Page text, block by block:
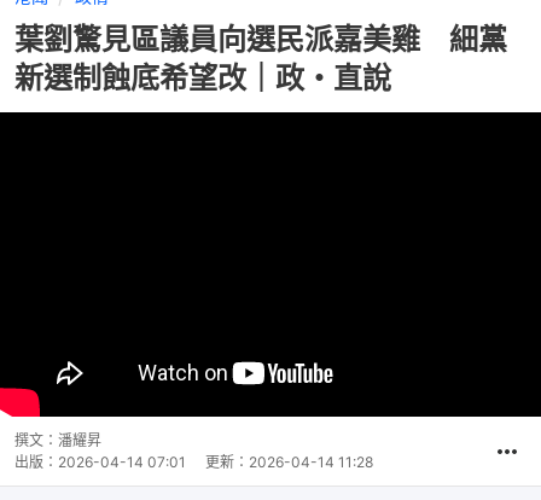
葉劉驚見區議員向選民派嘉美雞 細黨
新選制蝕底希望改｜政・直說
撰文： 潘耀昇
出版： 2026-04-14 07:01 更新： 2026-04-14 11:28